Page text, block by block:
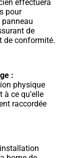
effectuera
pour
panneau
de
de conformité.
:
physique
à ce qu’elle
raccordée